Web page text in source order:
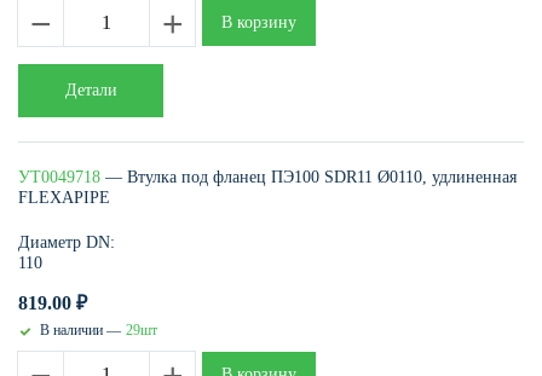
Детали
− + В корзину
УТ0049718 — Втулка под фланец ПЭ100 SDR11 Ø0110, удлиненная
FLEXAPIPE
Диаметр DN:
110
819.00 ₽
В наличии — 29шт